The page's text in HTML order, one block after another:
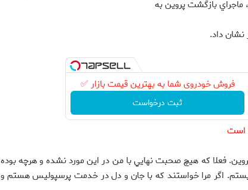
بازگشت پروين به
داد.
فروش خودروی شما به بهترین قیمت بازار ✅
ثبت درخواست
است
فعلا كه هيچ صحبت نهايي با من در اين مورد نشده و هرچه بوده
اگر مرا خواستند كه با جان و دل در خدمت پرسپوليس هستم و